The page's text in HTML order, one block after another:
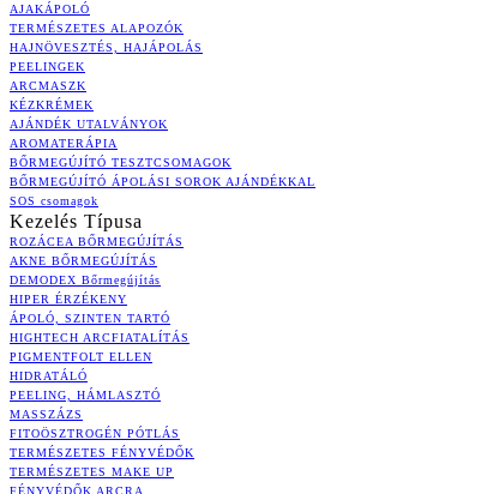
AJAKÁPOLÓ
TERMÉSZETES ALAPOZÓK
HAJNÖVESZTÉS, HAJÁPOLÁS
PEELINGEK
ARCMASZK
KÉZKRÉMEK
AJÁNDÉK UTALVÁNYOK
AROMATERÁPIA
BŐRMEGÚJÍTÓ TESZTCSOMAGOK
BŐRMEGÚJÍTÓ ÁPOLÁSI SOROK AJÁNDÉKKAL
SOS csomagok
Kezelés Típusa
ROZÁCEA BŐRMEGÚJÍTÁS
AKNE BŐRMEGÚJÍTÁS
DEMODEX Bőrmegújítás
HIPER ÉRZÉKENY
ÁPOLÓ, SZINTEN TARTÓ
HIGHTECH ARCFIATALÍTÁS
PIGMENTFOLT ELLEN
HIDRATÁLÓ
PEELING, HÁMLASZTÓ
MASSZÁZS
FITOÖSZTROGÉN PÓTLÁS
TERMÉSZETES FÉNYVÉDŐK
TERMÉSZETES MAKE UP
FÉNYVÉDŐK ARCRA